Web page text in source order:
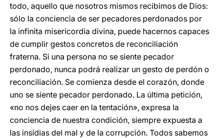
todo, aquello que nosotros mismos recibimos de Dios:
sólo la conciencia de ser pecadores perdonados por
la infinita misericordia divina, puede hacernos capaces
de cumplir gestos concretos de reconciliación
fraterna. Si una persona no se siente pecador
perdonado, nunca podrá realizar un gesto de perdón o
reconciliación. Se comienza desde el corazón, donde
uno se siente pecador perdonado. La última petición,
«no nos dejes caer en la tentación», expresa la
conciencia de nuestra condición, siempre expuesta a
las insidias del mal y de la corrupción. Todos sabemos